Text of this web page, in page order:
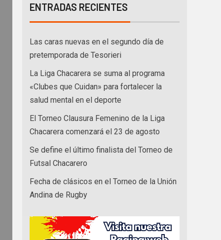
ENTRADAS RECIENTES
Las caras nuevas en el segundo día de
pretemporada de Tesorieri
La Liga Chacarera se suma al programa
«Clubes que Cuidan» para fortalecer la
salud mental en el deporte
El Torneo Clausura Femenino de la Liga
Chacarera comenzará el 23 de agosto
Se define el último finalista del Torneo de
Futsal Chacarero
Fecha de clásicos en el Torneo de la Unión
Andina de Rugby